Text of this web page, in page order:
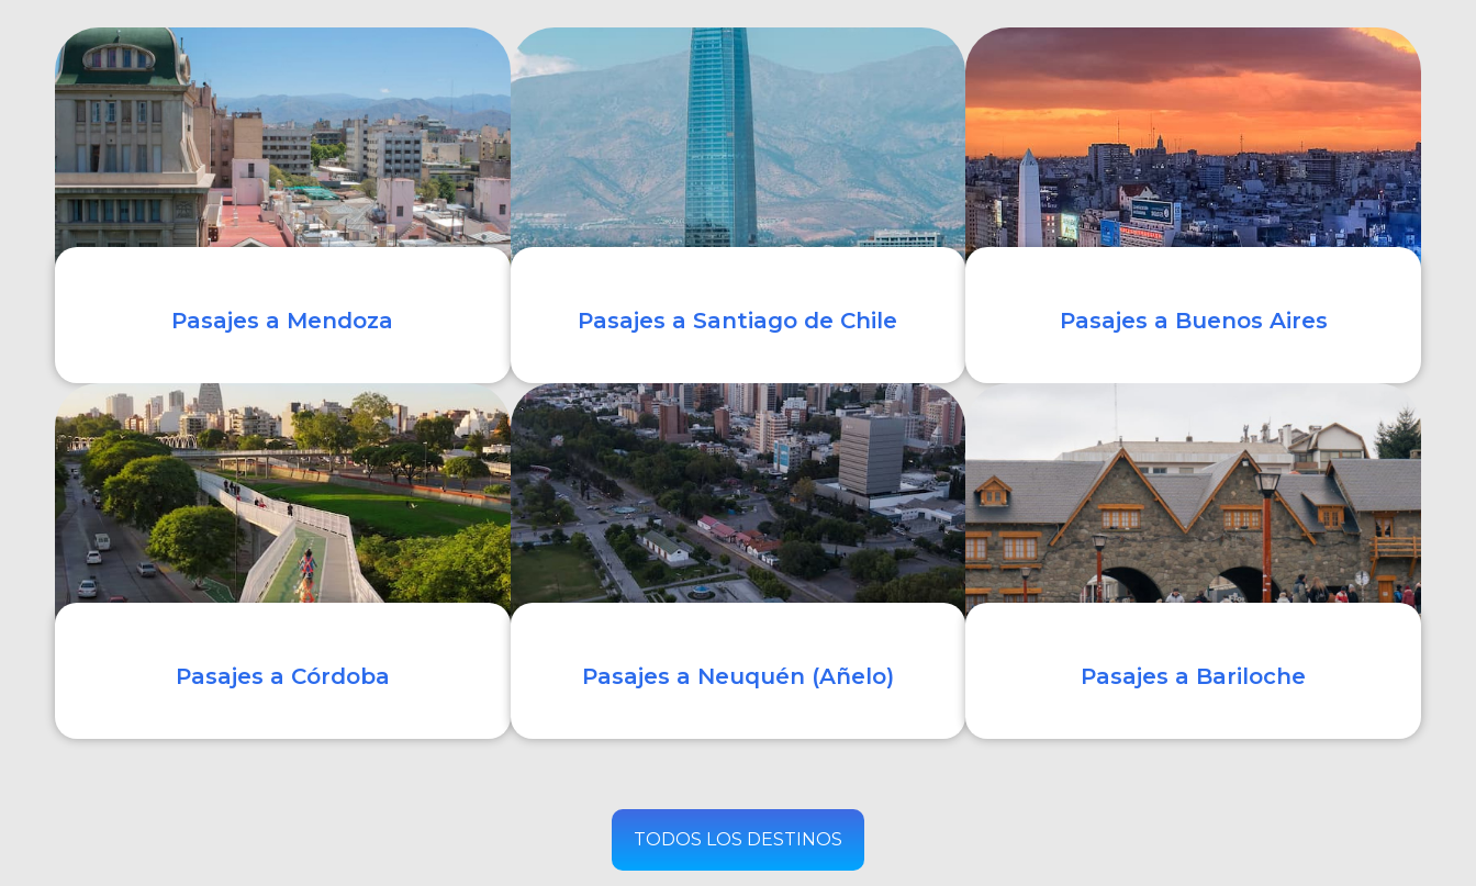
Pasajes a Mendoza
COMPRAR
Pasajes a Santiago de Chile
COMPRAR
Pasajes a Buenos Aires
Pasajes a Córdoba Pasajes a Neuquén (Añelo) Pasajes a Bariloche
TODOS LOS DESTINOS